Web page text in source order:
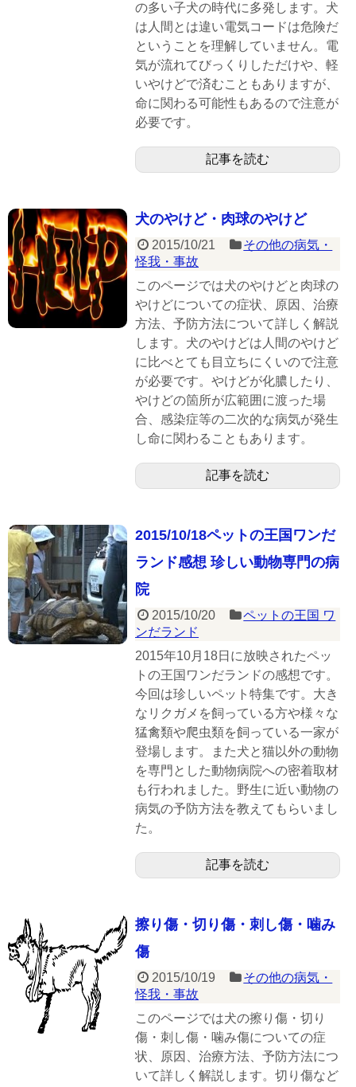
の多い子犬の時代に多発します。犬
は人間とは違い電気コードは危険だ
ということを理解していません。電
気が流れてびっくりしただけや、軽
いやけどで済むこともありますが、
命に関わる可能性もあるので注意が
必要です。
記事を読む
犬のやけど・肉球のやけど
2015/10/21
その他の病気・
怪我・事故
このページでは犬のやけどと肉球の
やけどについての症状、原因、治療
方法、予防方法について詳しく解説
します。犬のやけどは人間のやけど
に比べとても目立ちにくいので注意
が必要です。やけどが化膿したり、
やけどの箇所が広範囲に渡った場
合、感染症等の二次的な病気が発生
し命に関わることもあります。
記事を読む
2015/10/18ペットの王国ワンだ
ランド感想 珍しい動物専門の病
院
2015/10/20
ペットの王国 ワ
ンだランド
2015年10月18日に放映されたペッ
トの王国ワンだランドの感想です。
今回は珍しいペット特集です。大き
なリクガメを飼っている方や様々な
猛禽類や爬虫類を飼っている一家が
登場します。また犬と猫以外の動物
を専門とした動物病院への密着取材
も行われました。野生に近い動物の
病気の予防方法を教えてもらいまし
た。
記事を読む
擦り傷・切り傷・刺し傷・噛み
傷
2015/10/19
その他の病気・
怪我・事故
このページでは犬の擦り傷・切り
傷・刺し傷・噛み傷についての症
状、原因、治療方法、予防方法につ
いて詳しく解説します。切り傷など